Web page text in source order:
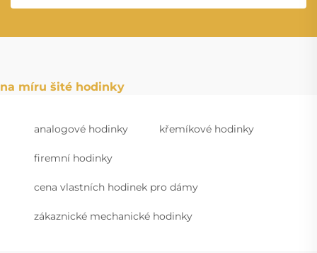
na míru šité hodinky
analogové hodinky křemíkové hodinky
firemní hodinky
cena vlastních hodinek pro dámy
zákaznické mechanické hodinky